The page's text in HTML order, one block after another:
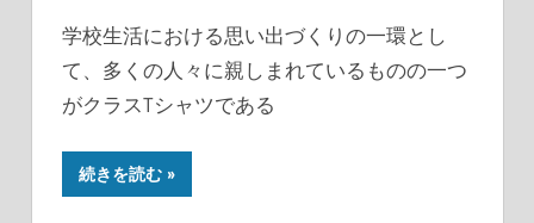
学校生活における思い出づくりの一環とし
て、多くの人々に親しまれているものの一つ
がクラスTシャツである
続きを読む